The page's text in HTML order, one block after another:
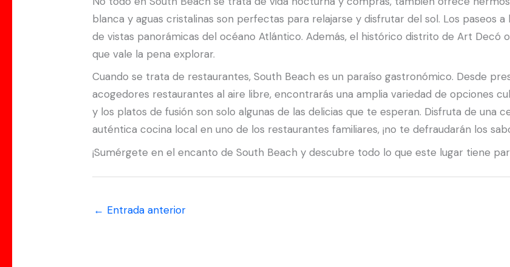
blanca y aguas cristalinas son perfectas para relajarse y disfrutar del sol. Los paseos
de vistas panorámicas del océano Atlántico. Además, el histórico distrito de Art Decó
que vale la pena explorar.
Cuando se trata de restaurantes, South Beach es un paraíso gastronómico. Desde
acogedores restaurantes al aire libre, encontrarás una amplia variedad de opciones
y los platos de fusión son solo algunas de las delicias que te esperan. Disfruta de una
auténtica cocina local en uno de los restaurantes familiares, ¡no te defraudarán los
¡Sumérgete en el encanto de South Beach y descubre todo lo que este lugar tiene
← Entrada anterior